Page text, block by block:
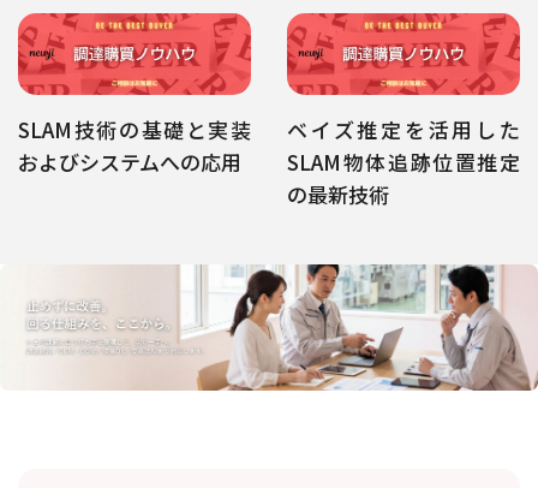
SLAM技術の基礎と実装
およびシステムへの応用
ベイズ推定を活用した
SLAM物体追跡位置推定
の最新技術